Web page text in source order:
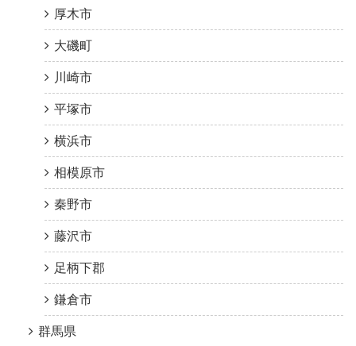
厚木市
大磯町
川崎市
平塚市
横浜市
相模原市
秦野市
藤沢市
足柄下郡
鎌倉市
群馬県